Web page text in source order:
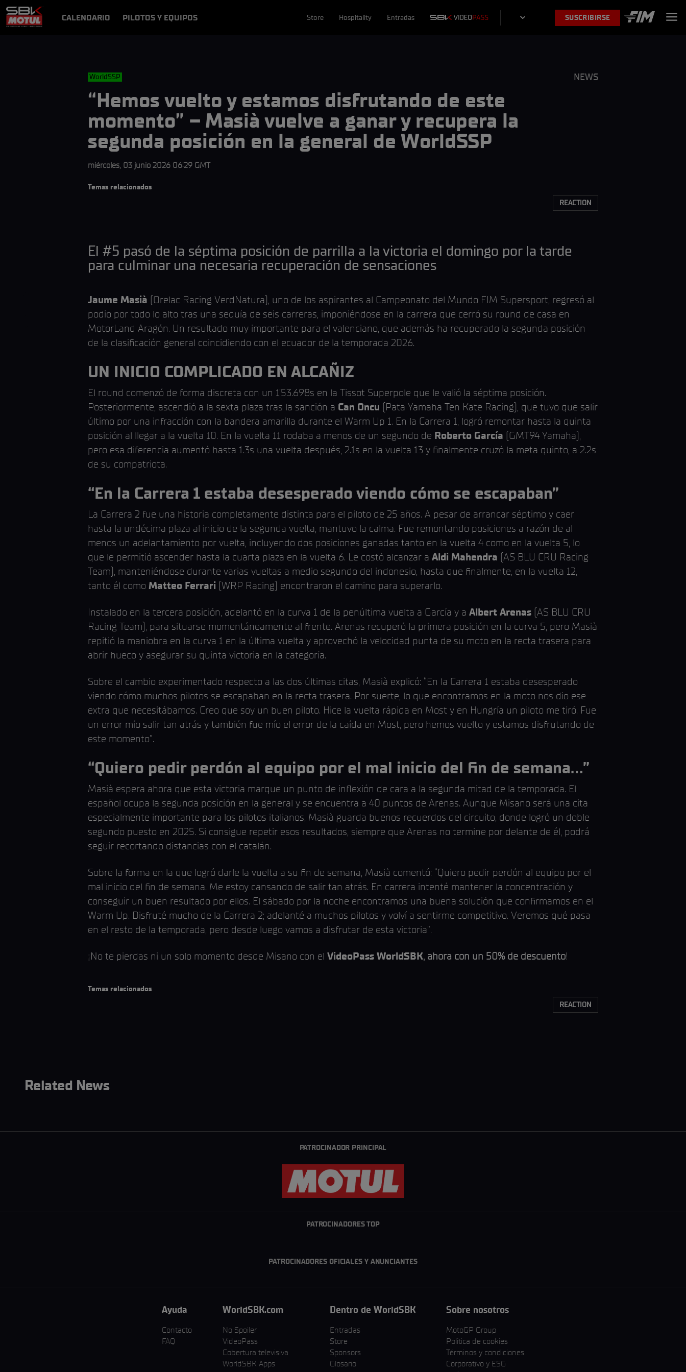
CALENDARIO PILOTOS Y EQUIPOS Store Hospitality Entradas SUSCRIBIRSE
WorldSSP NEWS
“Hemos vuelto y estamos disfrutando de este
momento” – Masià vuelve a ganar y recupera la
segunda posición en la general de WorldSSP
miércoles, 03 junio 2026 06:29 GMT
Temas relacionados
REACTION
El #5 pasó de la séptima posición de parrilla a la victoria el domingo por la tarde
para culminar una necesaria recuperación de sensaciones
Jaume Masià (Orelac Racing VerdNatura), uno de los aspirantes al Campeonato del Mundo FIM Supersport, regresó al
podio por todo lo alto tras una sequía de seis carreras, imponiéndose en la carrera que cerró su round de casa en
MotorLand Aragón. Un resultado muy importante para el valenciano, que además ha recuperado la segunda posición
de la clasificación general coincidiendo con el ecuador de la temporada 2026.
UN INICIO COMPLICADO EN ALCAÑIZ
El round comenzó de forma discreta con un 1’53.698s en la Tissot Superpole que le valió la séptima posición.
Posteriormente, ascendió a la sexta plaza tras la sanción a Can Oncu (Pata Yamaha Ten Kate Racing), que tuvo que salir
último por una infracción con la bandera amarilla durante el Warm Up 1. En la Carrera 1, logró remontar hasta la quinta
posición al llegar a la vuelta 10. En la vuelta 11 rodaba a menos de un segundo de Roberto García (GMT94 Yamaha),
pero esa diferencia aumentó hasta 1.3s una vuelta después, 2.1s en la vuelta 13 y finalmente cruzó la meta quinto, a 2.2s
de su compatriota.
“En la Carrera 1 estaba desesperado viendo cómo se escapaban”
La Carrera 2 fue una historia completamente distinta para el piloto de 25 años. A pesar de arrancar séptimo y caer
hasta la undécima plaza al inicio de la segunda vuelta, mantuvo la calma. Fue remontando posiciones a razón de al
menos un adelantamiento por vuelta, incluyendo dos posiciones ganadas tanto en la vuelta 4 como en la vuelta 5, lo
que le permitió ascender hasta la cuarta plaza en la vuelta 6. Le costó alcanzar a Aldi Mahendra (AS BLU CRU Racing
Team), manteniéndose durante varias vueltas a medio segundo del indonesio, hasta que finalmente, en la vuelta 12,
tanto él como Matteo Ferrari (WRP Racing) encontraron el camino para superarlo.
Instalado en la tercera posición, adelantó en la curva 1 de la penúltima vuelta a García y a Albert Arenas (AS BLU CRU
Racing Team), para situarse momentáneamente al frente. Arenas recuperó la primera posición en la curva 5, pero Masià
repitió la maniobra en la curva 1 en la última vuelta y aprovechó la velocidad punta de su moto en la recta trasera para
abrir hueco y asegurar su quinta victoria en la categoría.
Sobre el cambio experimentado respecto a las dos últimas citas, Masià explicó: “En la Carrera 1 estaba desesperado
viendo cómo muchos pilotos se escapaban en la recta trasera. Por suerte, lo que encontramos en la moto nos dio ese
extra que necesitábamos. Creo que soy un buen piloto. Hice la vuelta rápida en Most y en Hungría un piloto me tiró. Fue
un error mío salir tan atrás y también fue mío el error de la caída en Most, pero hemos vuelto y estamos disfrutando de
este momento”.
“Quiero pedir perdón al equipo por el mal inicio del fin de semana...”
Masià espera ahora que esta victoria marque un punto de inflexión de cara a la segunda mitad de la temporada. El
español ocupa la segunda posición en la general y se encuentra a 40 puntos de Arenas. Aunque Misano será una cita
especialmente importante para los pilotos italianos, Masià guarda buenos recuerdos del circuito, donde logró un doble
segundo puesto en 2025. Si consigue repetir esos resultados, siempre que Arenas no termine por delante de él, podrá
seguir recortando distancias con el catalán.
Sobre la forma en la que logró darle la vuelta a su fin de semana, Masià comentó: “Quiero pedir perdón al equipo por el
mal inicio del fin de semana. Me estoy cansando de salir tan atrás. En carrera intenté mantener la concentración y
conseguir un buen resultado por ellos. El sábado por la noche encontramos una buena solución que confirmamos en el
Warm Up. Disfruté mucho de la Carrera 2; adelanté a muchos pilotos y volví a sentirme competitivo. Veremos qué pasa
en el resto de la temporada, pero desde luego vamos a disfrutar de esta victoria”.
¡No te pierdas ni un solo momento desde Misano con el VideoPass WorldSBK, ahora con un 50% de descuento!
Temas relacionados
REACTION
Related News
PATROCINADOR PRINCIPAL
PATROCINADORES TOP
PATROCINADORES OFICIALES Y ANUNCIANTES
Ayuda
Contacto
FAQ
WorldSBK.com
No Spoiler
VideoPass
Cobertura televisiva
WorldSBK Apps
Dentro de WorldSBK
Entradas
Store
Sponsors
Glosario
Sobre nosotros
MotoGP Group
Política de cookies
Términos y condiciones
Corporativo y ESG